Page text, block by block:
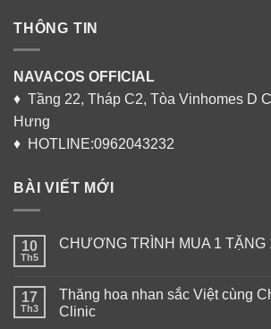
THÔNG TIN
NAVACOS OFFICIAL
♦ Tầng 22, Tháp C2, Tòa Vinhomes D
Hưng
♦ HOTLINE:0962043232
BÀI VIẾT MỚI
10
Th5
CHƯƠNG TRÌNH MUA 1
17
Th3
Thăng hoa nhan sắc Việt cùng
Clinic